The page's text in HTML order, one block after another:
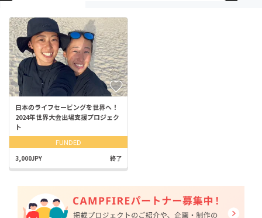
日本のライフセービングを世界へ！
2024年世界大会出場支援プロジェク
ト
FUNDED
3,000JPY 終了